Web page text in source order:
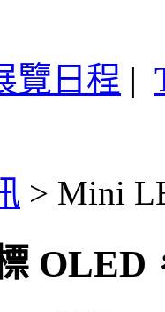
覽日程 |
> Mini
OLED